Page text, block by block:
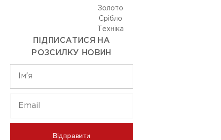
Золото
Срiбло
Технiка
ПІДПИСАТИСЯ НА
РОЗСИЛКУ НОВИН
Відправити